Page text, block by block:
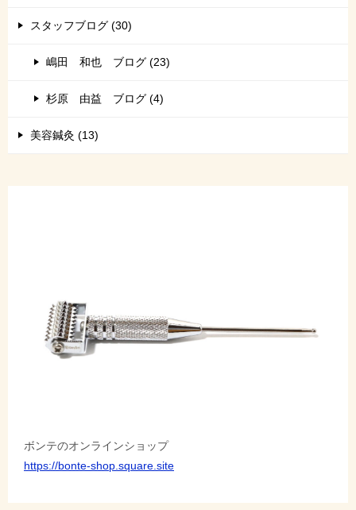
スタッフブログ (30)
嶋田 和也 ブログ (23)
杉原 由益 ブログ (4)
美容鍼灸 (13)
ボンテのオンラインショップ
https://bonte-shop.square.site